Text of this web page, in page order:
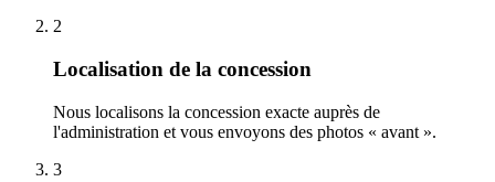
2
Localisation de la concession
Nous localisons la concession exacte auprès de
l'administration et vous envoyons des photos « avant ».
3